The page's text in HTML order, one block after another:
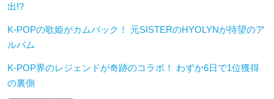
出!?
K-POPの歌姫がカムバック！ 元SISTERのHYOLYNが待望のア
ルバム
K-POP界のレジェンドが奇跡のコラボ！ わずか6日で1位獲得
の裏側